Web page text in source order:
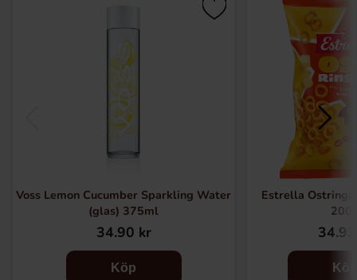
Voss Lemon Cucumber Sparkling Water
(glas) 375ml
34.90 kr
Köp
Estrella
Köp